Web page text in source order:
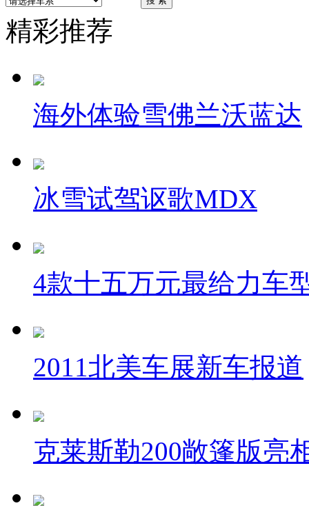
精彩推荐
海外体验雪佛兰沃蓝达
冰雪试驾讴歌MDX
4款十五万元最给力车
2011北美车展新车报道
克莱斯勒200敞篷版亮